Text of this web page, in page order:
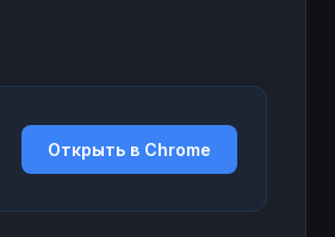
Открыть в Chrome